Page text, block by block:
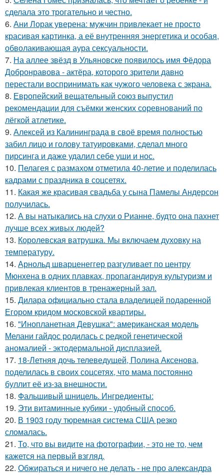
сделала это трогательно и честно.
6. Ани Лорак уверена: мужчин привлекает не просто
красивая картинка, а её внутренняя энергетика и особая,
обволакивающая аура сексуальности.
7. На аллее звёзд в Ульяновске появилось имя Фёдора
Добронравова - актёра, которого зрители давно
перестали воспринимать как чужого человека с экрана.
8. Европейский вещательный союз выпустил
рекомендации для съёмки женских соревнований по
лёгкой атлетике.
9. Алексей из Калининграда в своё время полностью
забил лицо и голову татуировками, сделал много
пирсинга и даже удалил себе уши и нос.
10. Пелагея с размахом отметила 40-летие и поделилась
кадрами с праздника в соцсетях.
11. Какая же красивая свадьба у сына Памелы Андерсон
получилась.
12. А вы натыкались на слухи о Рианне, будто она пахнет
лучше всех живых людей?
13. Королевская ватрушка. Мы включаем духовку на
температуру.
14. Арнольд шварценеггер разгуливает по центру
Мюнхена в одних плавках, пропагандируя культуризм и
привлекая клиентов в тренажерный зал.
15. Дилара официально стала владелицей подаренной
Егором кридом московской квартиры.
16. "Инопланетная Девушка": американская модель
Мелани гайдос родилась с редкой генетической
аномалией - эктодермальной дисплазией.
17. 18-Летняя дочь телеведущей, Полина Аксенова,
поделилась в своих соцсетях, что мама постоянно
буллит её из-за внешности.
18. Фальшивый шницель. Ингредиенты:
19. Эти витаминные кубики - удобный способ.
20. В 1903 году тюремная система США резко
сломалась.
21. То, что вы видите на фотографии, - это не то, чем
кажется на первый взгляд.
22. Обжираться и ничего не делать - не про александра